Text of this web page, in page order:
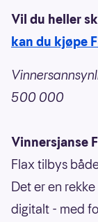
Vil du heller
kan du kjøpe
500 000
Vinnersjanse
Flax tilbys
Det er en
digitalt - med